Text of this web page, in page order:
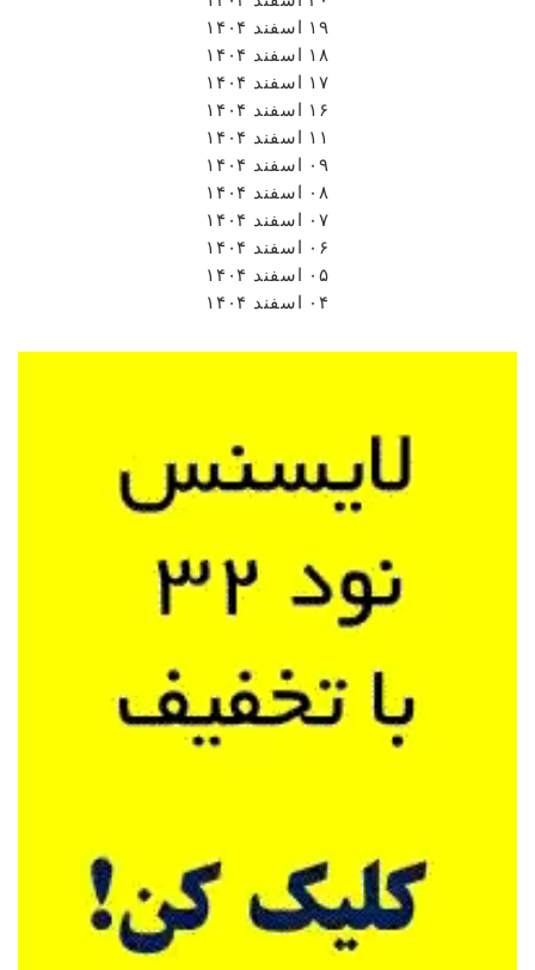
۱۹ اسفند ۱۴۰۴
۱۸ اسفند ۱۴۰۴
۱۷ اسفند ۱۴۰۴
۱۶ اسفند ۱۴۰۴
۱۱ اسفند ۱۴۰۴
۰۹ اسفند ۱۴۰۴
۰۸ اسفند ۱۴۰۴
۰۷ اسفند ۱۴۰۴
۰۶ اسفند ۱۴۰۴
۰۵ اسفند ۱۴۰۴
۰۴ اسفند ۱۴۰۴